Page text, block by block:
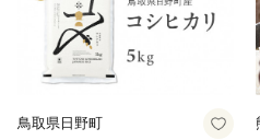
鳥取県日野町